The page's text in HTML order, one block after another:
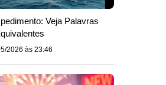
Veja Palavras
2026 às 23:46